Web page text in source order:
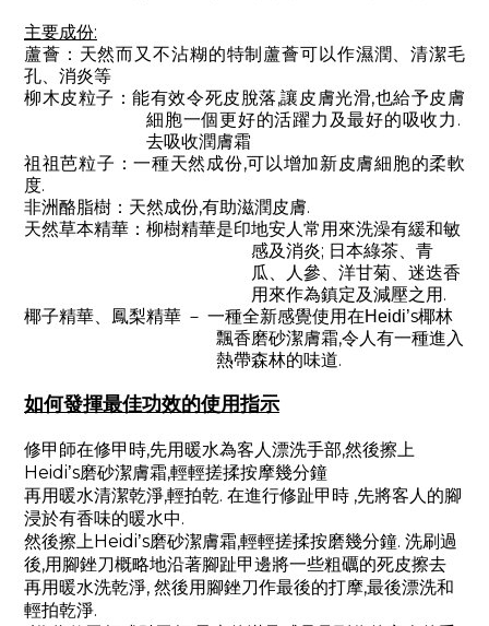
主要成份:
蘆薈：天然而又不沾糊的特制蘆薈可以作濕潤、清潔毛
孔、消炎等
柳木皮粒子：能有效令死皮脫落,讓皮膚光滑,也給予皮膚
細胞一個更好的活躍力及最好的吸收力 .
去吸收潤膚霜
祖祖芭粒子：一種天然成份,可以增加新皮膚細胞的柔軟
度.
非洲酪脂樹：天然成份,有助滋潤皮膚.
天然草本精華：柳樹精華是印地安人常用來洗澡有緩和敏
感及消炎; 日本綠茶、青
瓜、人參、洋甘菊、迷迭香
用來作為鎮定及減壓之用 .
椰子精華、鳳梨精華 － 一種全新感覺使用在Heidi’s椰林
飄香磨砂潔膚霜,令人有一種進入
熱帶森林的味道.
如何發揮最佳功效的使用指示
修甲師在修甲時,先用暖水為客人漂洗手部,然後擦上
Heidi’s磨砂潔膚霜,輕輕搓揉按摩幾分鐘
再用暖水清潔乾淨,輕拍乾. 在進行修趾甲時 ,先將客人的腳
浸於有香味的暖水中.
然後擦上Heidi’s磨砂潔膚霜,輕輕搓揉按磨幾分鐘. 洗刷過
後,用腳銼刀概略地沿著腳趾甲邊將一些粗礪的死皮擦去
再用暖水洗乾淨, 然後用腳銼刀作最後的打摩,最後漂洗和
輕拍乾淨.